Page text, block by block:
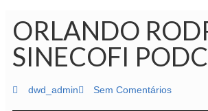
ORLANDO
SINECOFI
dwd_admin Sem Comentários